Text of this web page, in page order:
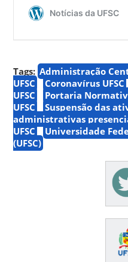
Tags: Administração
UFSC
Coronavírus UFSC
UFSC
Portaria
UFSC
Suspensão das
administrativas
UFSC
Universidade
(UFSC)